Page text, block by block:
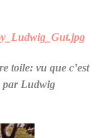
toile: vu que c’est
parLudwig